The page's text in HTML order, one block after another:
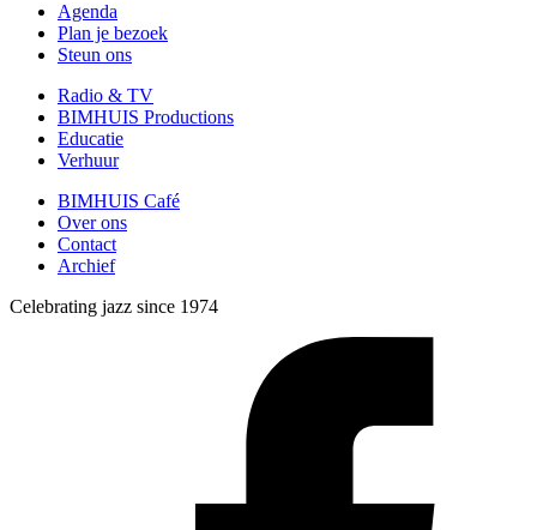
Agenda
Plan je bezoek
Steun ons
Radio & TV
BIMHUIS Productions
Educatie
Verhuur
BIMHUIS Café
Over ons
Contact
Archief
Celebrating jazz since 1974